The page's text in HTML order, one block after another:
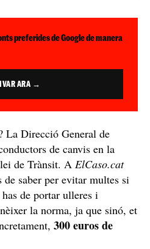
preferides de Google de manera
ARA →
La Direcció General de
de canvis en la
de Trànsit. A ElCaso.cat
saber per evitar multes si
de portar ulleres i
la norma, ja que sinó, et
300 euros de